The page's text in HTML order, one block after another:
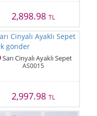
2,898.98 TL
Sarı Cinyalı Ayaklı Sepet
AS0015
2,997.98 TL